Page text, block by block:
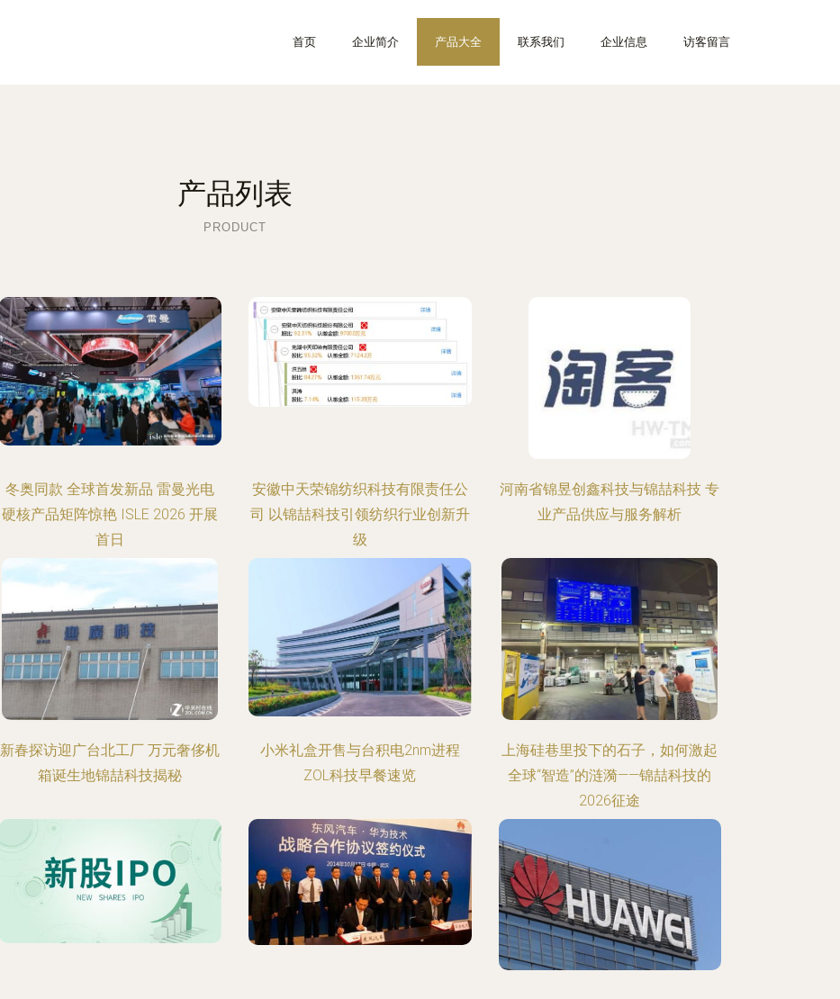
首页 企业简介 产品大全 联系我们 企业信息 访客留言
产品列表
PRODUCT
冬奥同款 全球首发新品 雷曼光电
硬核产品矩阵惊艳 ISLE 2026 开展
首日
安徽中天荣锦纺织科技有限责任公
司 以锦喆科技引领纺织行业创新升
级
河南省锦昱创鑫科技与锦喆科技 专
业产品供应与服务解析
新春探访迎广台北工厂 万元奢侈机
箱诞生地锦喆科技揭秘
小米礼盒开售与台积电2nm进程
ZOL科技早餐速览
上海硅巷里投下的石子，如何激起
全球“智造”的涟漪——锦喆科技的
2026征途